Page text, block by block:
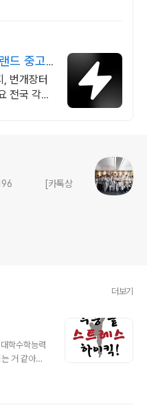
드 중고
, 번개장터
전국 각지
9196 [카톡상
더보기
학수학능력
거 같아
니다!!! 그